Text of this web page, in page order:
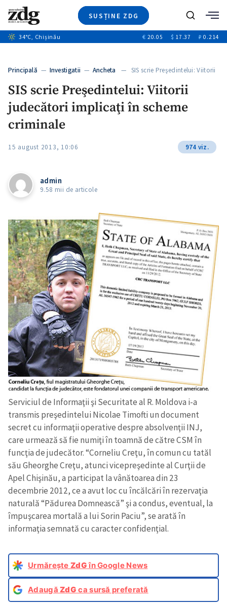
SUSȚINE ZDG
Ştiri
+14
Video
Special
Blog
Caută
34°C, Chișinău € 20.05 $ 17.37 ₽ 0.214
Principală — Investigatii — Ancheta
— SIS scrie Preşedintelui: Viitorii
SIS scrie Preşedintelui: Viitorii
judecători implicaţi în scheme
criminale
15 august 2013, 10:06 974 viz.
admin
9.58 mii de articole
Serviciul de Informaţii şi Securitate al R. Moldova i-a
transmis preşedintelui Nicolae Timofti un document
secret cu informaţii operative despre absolvenţii INJ,
care urmează să fie numiţi în toamnă de către CSM în
funcţia de judecător. “Corneliu Creţu, în comun cu tatăl
său Gheorghe Creţu, atunci vicepreşedinte al Curţii de
Apel Chişinău, a participat la vânătoarea din 23
decembrie 2012, ce a avut loc cu încălcări în rezervaţia
naturală “Pădurea Domnească” şi a condus, eventual, la
împuşcarea mortală a lui Sorin Paciu”, se arată în
informaţia semnată cu caracter confidenţial.
Urmărește ZdGîn Google News
AdaugăZdG ca sursă preferată